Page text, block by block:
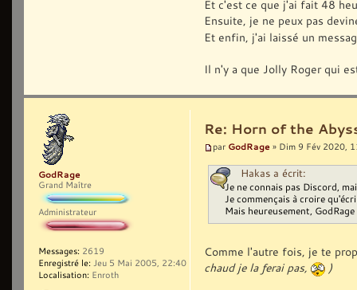
Et c'est ce que j'ai fait 48
Ensuite, je ne peux pas
Et enfin, j'ai laissé un
Il n'y a que Jolly Roger qui
Re: Horn of the
par GodRage » Dim 9 Fév 2020,
Hakas a écrit:
Je ne connais pas Discord,
Je commençais à croire
Mais heureusement,
Comme l'autre fois, je te
chaud je la ferai pas,
)
GodRage
Grand Maître
Administrateur
Messages: 2619
Enregistré le: Jeu 5 Mai 2005, 22:40
Localisation: Enroth